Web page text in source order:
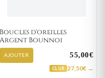
Boucles d'oreilles
Argent Bounnoi
AJOUTER 55,00€
CLUB 27,50€ →